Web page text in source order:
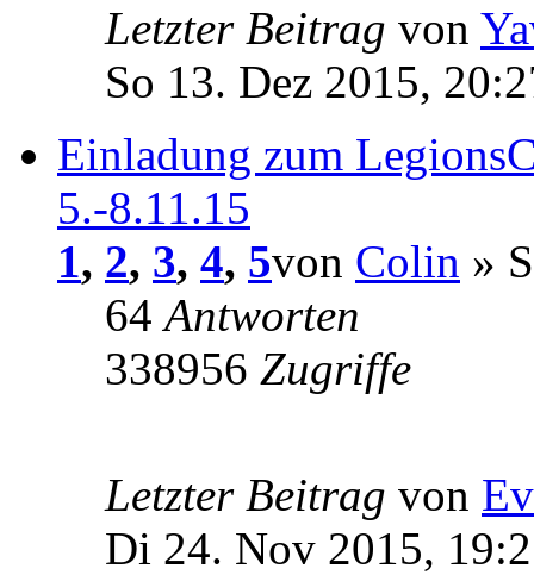
Letzter Beitrag von
So 13. Dez 2015,
Einladung zum
5.-8.11.15
1, 2, 3, 4, 5von Colin »
64Antworten
338956 Zugriffe
Letzter Beitrag von
Di 24. Nov 2015,